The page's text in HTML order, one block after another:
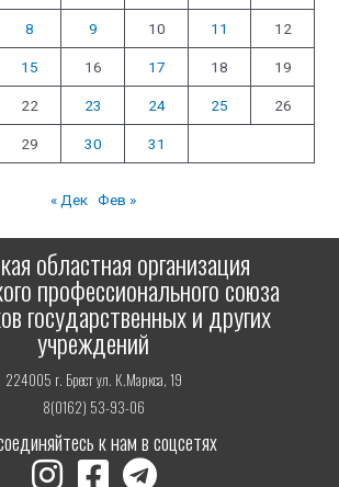
8 9 10 11 12
15 16 17 18 19
22 23 24 25 26
29 30 31
« Дек Фев »
областная организация
профессионального союза
государственных и других
учреждений
224005 г. Брест ул. К.Маркса, 19
8(0162) 53-93-06
к нам в соцсетях